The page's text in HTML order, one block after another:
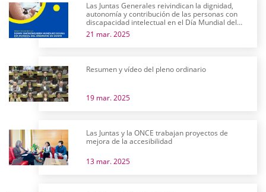
Las Juntas Generales reivindican la dignidad,
autonomía y contribución de las personas con
discapacidad intelectual en el Día Mundial del
Síndrome de Down
21 mar. 2025
Resumen y vídeo del pleno ordinario
19 mar. 2025
Las Juntas y la ONCE trabajan proyectos de
mejora de la accesibilidad
13 mar. 2025